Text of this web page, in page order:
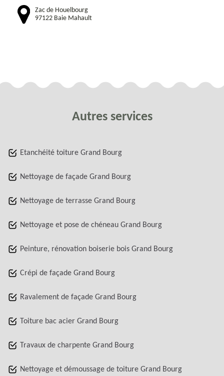
Zac de Houelbourg
97122 Baie Mahault
Autres services
Etanchéité toiture Grand Bourg
Nettoyage de façade Grand Bourg
Nettoyage de terrasse Grand Bourg
Nettoyage et pose de chéneau Grand Bourg
Peinture, rénovation boiserie bois Grand Bourg
Crépi de façade Grand Bourg
Ravalement de façade Grand Bourg
Toiture bac acier Grand Bourg
Travaux de charpente Grand Bourg
Nettoyage et démoussage de toiture Grand Bourg